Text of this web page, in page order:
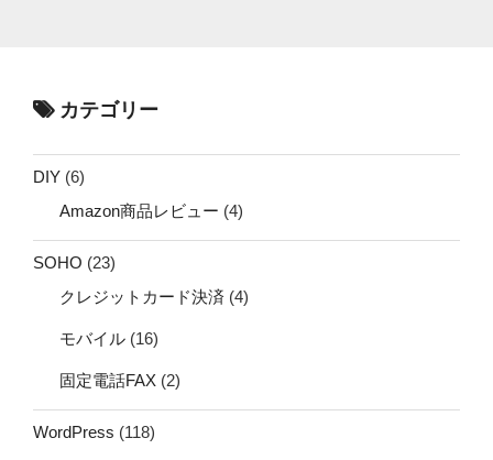
カテゴリー
DIY (6)
Amazon商品レビュー (4)
SOHO (23)
クレジットカード決済 (4)
モバイル (16)
固定電話FAX (2)
WordPress (118)